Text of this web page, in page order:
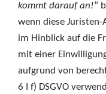
kommt darauf an!“
wenn diese
im Hinblick auf die
mit einer
aufgrund von
6 I f) DSGVO